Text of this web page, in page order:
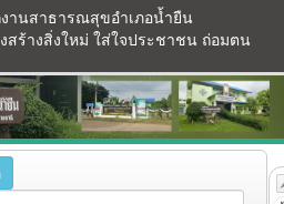
านสาธารณสุขอำเภอน้ำยืน
งสร้างสิ่งใหม่ ใส่ใจประชาชน ถ่อมตน